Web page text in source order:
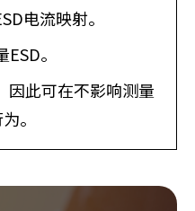
电流映射。
。
此可在不影响测量
。